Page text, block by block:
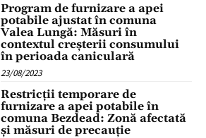
Program de furnizare a apei
potabile ajustat în comuna
Valea Lungă: Măsuri în
contextul creșterii consumului
în perioada caniculară
23/08/2023
Restricții temporare de
furnizare a apei potabile în
comuna Bezdead: Zonă afectată
și măsuri de precauție